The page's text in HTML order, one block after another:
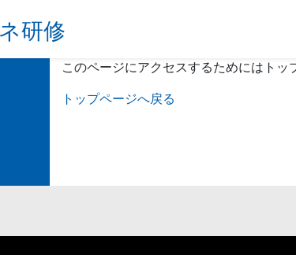
研修
このページにアクセスするためにはトッ
トップページへ戻る